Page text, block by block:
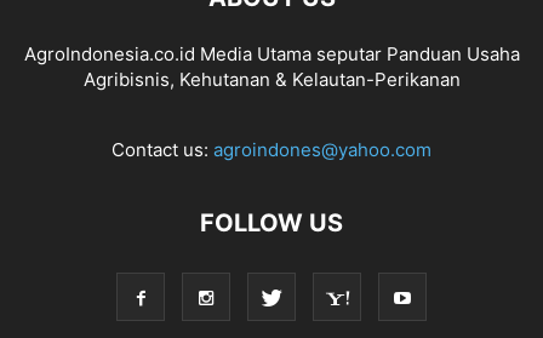
AgroIndonesia.co.id Media Utama seputar Panduan Usaha
Agribisnis, Kehutanan & Kelautan-Perikanan
Contact us: agroindones@yahoo.com
FOLLOW US